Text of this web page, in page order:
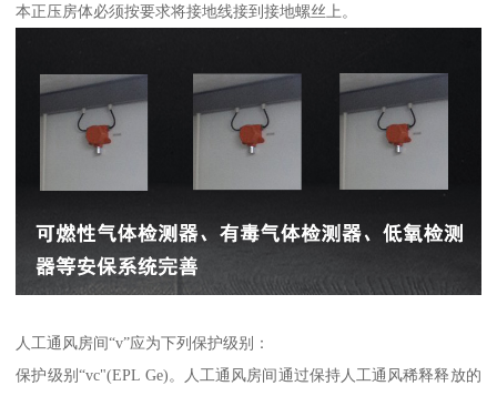
本正压房体必须按要求将接地线接到接地螺丝上。
人工通风房间“v”应为下列保护级别：
保护级别“vc"(EPL Ge)。人工通风房间通过保持人工通风稀释释放的